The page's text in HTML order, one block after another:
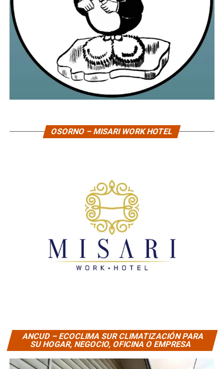
OSORNO – MISARI WORK HOTEL
ANCUD – ECOCLIMA SUR CLIMATIZACIÓN PARA
SU HOGAR, NEGOCIO, OFICINA O EMPRESA